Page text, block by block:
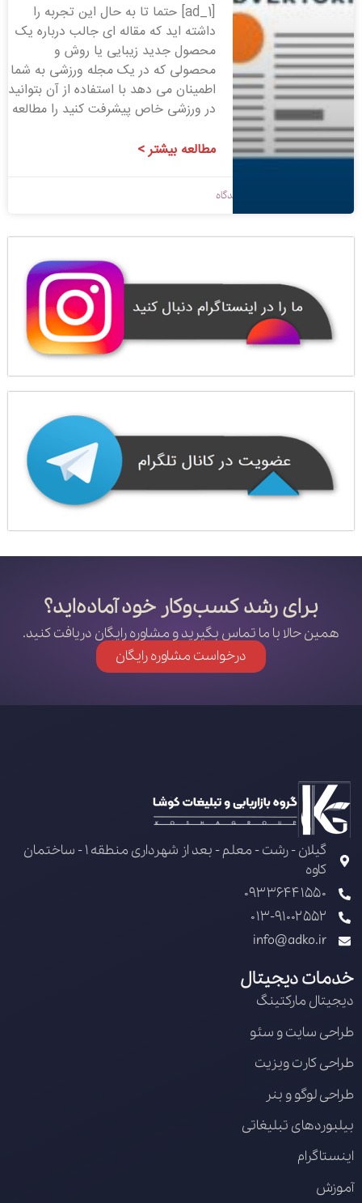
[ad_1] حتما تا به حال این تجربه را
داشته اید که مقاله ای جالب درباره یک
محصول جدید زیبایی یا روش و
محصولی که در یک مجله ورزشی به شما
اطمینان می دهد با استفاده از آن بتوانید
در ورزشی خاص پیشرفت کنید را مطالعه
مطالعه بیشتر >
بدون دیدگاه
برای رشد کسب‌وکار خود آماده‌اید؟
همین حالا با ما تماس بگیرید و مشاوره رایگان دریافت کنید.
درخواست مشاوره رایگان
گیلان - رشت - معلم - بعد از شهرداری منطقه 1 - ساختمان
کاوه
09336441550
013-91002552
info@adko.ir
خدمات دیجیتال
دیجیتال مارکتینگ
طراحی سایت و سئو
طراحی کارت ویزیت
طراحی لوگو و بنر
بیلبوردهای تبلیغاتی
اینستاگرام
آموزش